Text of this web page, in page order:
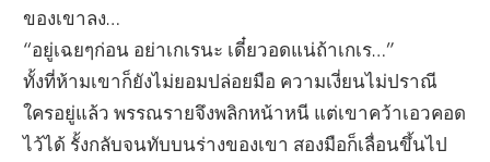
ของเขาลง…
“อยู่เฉยๆก่อน อย่าเกเรนะ เดี๋ยวอดแน่ถ้าเกเร…”
ทั้งที่ห้ามเขาก็ยังไม่ยอมปล่อยมือ ความเงี่ยนไม่ปราณี
ใครอยู่แล้ว พรรณรายจึงพลิกหน้าหนี แต่เขาคว้าเอวคอด
ไว้ได้ รั้งกลับจนทับบนร่างของเขา สองมือก็เลื่อนขึ้นไป